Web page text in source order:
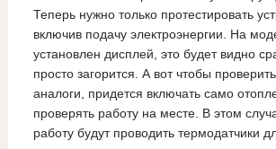
Теперь нужно только протестировать
включив подачу электроэнергии. На
установлен дисплей, это будет видно
просто загорится. А вот чтобы
аналоги, придется включать само
проверять работу на месте. В этом
работу будут проводить термодатчики